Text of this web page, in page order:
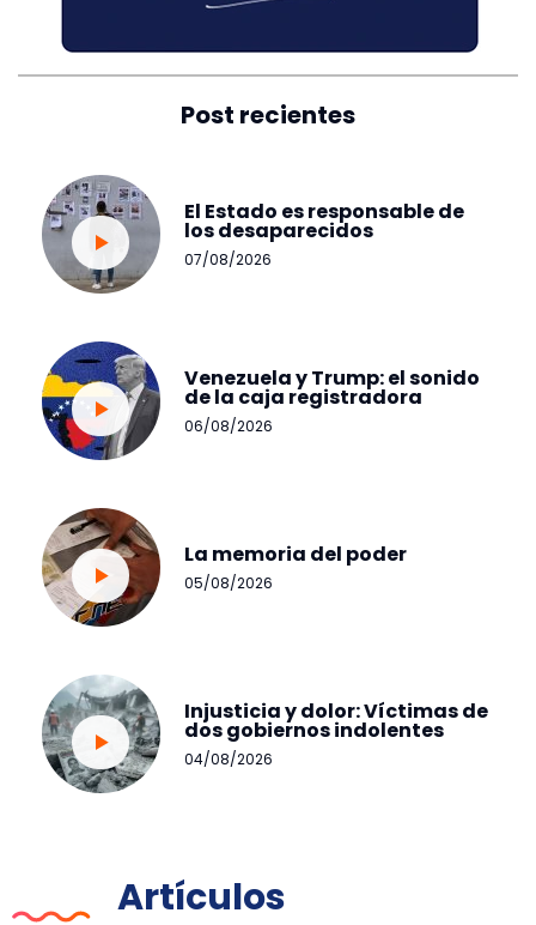
Post recientes
El Estado es responsable de
los desaparecidos
07/08/2026
Venezuela y Trump: el sonido
de la caja registradora
06/08/2026
La memoria del poder
05/08/2026
Injusticia y dolor: Víctimas de
dos gobiernos indolentes
04/08/2026
Artículos